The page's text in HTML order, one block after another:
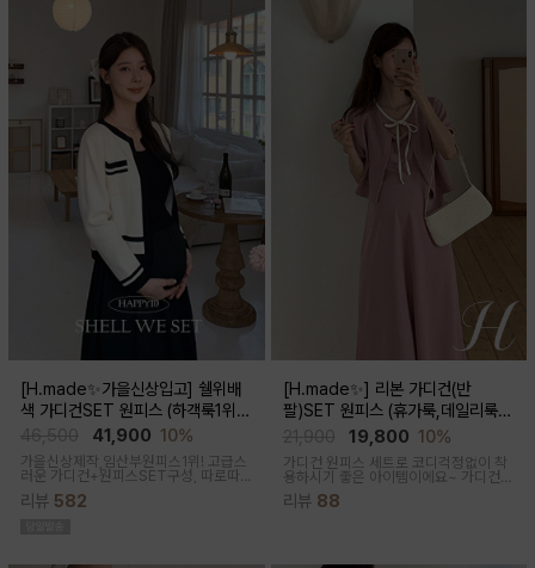
[H.made✨가을신상입고] 쉘위배
색 가디건SET 원피스 (하객룩1위/
고급미/가디건SET/임산부,출산후,
누구나예쁜핏)
41,900 10%
가을신상제작,임산부원피스1위! 고급스
러운 가디건+원피스SET구성, 따로따
리뷰 582
[H.made✨] 리본 가디건(반
팔)SET 원피스 (휴가룩,데일리룩/
체형완벽커버/임산부,출산후 누구나
OK)
19,800 10%
가디건 원피스 세트로 코디걱정없이 착
용하시기 좋은 아이템이에요~ 가디건
배색라인과 리본매듭으로 포인트를 줘
꾸안꾸룩으로 활용하기 좋아요
리뷰 88